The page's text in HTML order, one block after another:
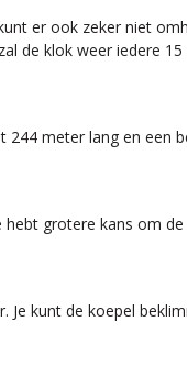
er ook zeker niet
de klok weer iedere
meter lang en een
grotere kans om
kunt de koepel